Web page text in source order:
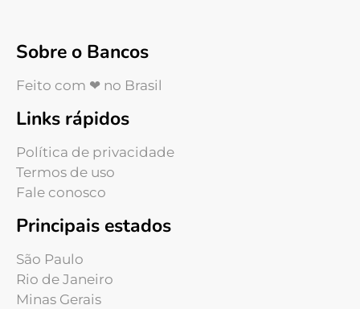
Sobre o Bancos
Feito com ❤ no Brasil
Links rápidos
Política de privacidade
Termos de uso
Fale conosco
Principais estados
São Paulo
Rio de Janeiro
Minas Gerais